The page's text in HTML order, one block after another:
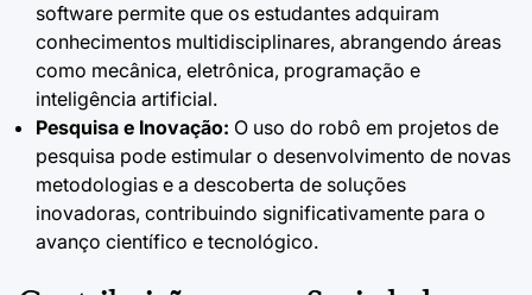
software permite que os estudantes adquiram
conhecimentos multidisciplinares, abrangendo áreas
como mecânica, eletrônica, programação e
inteligência artificial.
Pesquisa e Inovação: O uso do robô em projetos de
pesquisa pode estimular o desenvolvimento de novas
metodologias e a descoberta de soluções
inovadoras, contribuindo significativamente para o
avanço científico e tecnológico.